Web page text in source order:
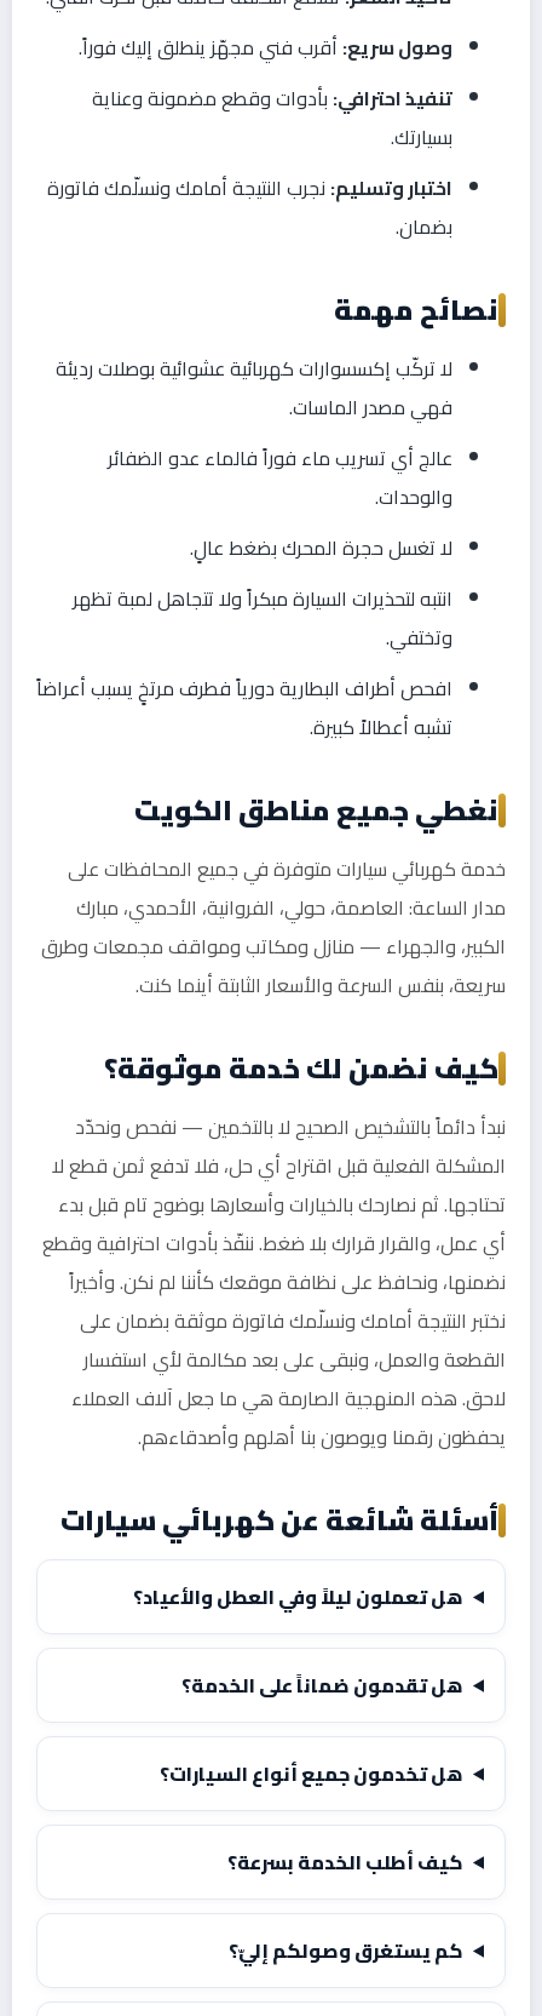
وصول سريع: أقرب فني مجهّز ينطلق إليك فوراً.
تنفيذ احترافي: بأدوات وقطع مضمونة وعناية
بسيارتك.
اختبار وتسليم: نجرب النتيجة أمامك ونسلّمك فاتورة
بضمان.
نصائح مهمة
لا تركّب إكسسوارات كهربائية عشوائية بوصلات رديئة
فهي مصدر الماسات.
عالج أي تسريب ماء فوراً فالماء عدو الضفائر
والوحدات.
لا تغسل حجرة المحرك بضغط عالٍ.
انتبه لتحذيرات السيارة مبكراً ولا تتجاهل لمبة تظهر
وتختفي.
افحص أطراف البطارية دورياً فطرف مرتخٍ يسبب أعراضاً
تشبه أعطالاً كبيرة.
نغطي جميع مناطق الكويت
خدمة كهربائي سيارات متوفرة في جميع المحافظات على
مدار الساعة: العاصمة، حولي، الفروانية، الأحمدي، مبارك
الكبير، والجهراء — منازل ومكاتب ومواقف مجمعات وطرق
سريعة، بنفس السرعة والأسعار الثابتة أينما كنت.
كيف نضمن لك خدمة موثوقة؟
نبدأ دائماً بالتشخيص الصحيح لا بالتخمين — نفحص ونحدّد
المشكلة الفعلية قبل اقتراح أي حل، فلا تدفع ثمن قطع لا
تحتاجها. ثم نصارحك بالخيارات وأسعارها بوضوح تام قبل بدء
أي عمل، والقرار قرارك بلا ضغط. ننفّذ بأدوات احترافية وقطع
نضمنها، ونحافظ على نظافة موقعك كأننا لم نكن. وأخيراً
نختبر النتيجة أمامك ونسلّمك فاتورة موثقة بضمان على
القطعة والعمل، ونبقى على بعد مكالمة لأي استفسار
لاحق. هذه المنهجية الصارمة هي ما جعل آلاف العملاء
يحفظون رقمنا ويوصون بنا أهلهم وأصدقاءهم.
أسئلة شائعة عن كهربائي سيارات
هل تعملون ليلاً وفي العطل والأعياد؟
هل تقدمون ضماناً على الخدمة؟
هل تخدمون جميع أنواع السيارات؟
كيف أطلب الخدمة بسرعة؟
كم يستغرق وصولكم إليّ؟